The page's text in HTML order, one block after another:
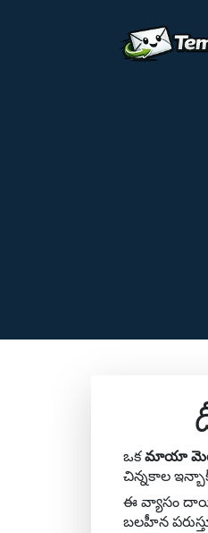
ఒకమాయా
చిన్నకాల
ఈ వ్యాసం
బలహీన